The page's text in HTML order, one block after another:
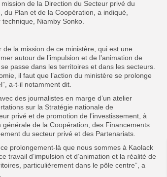
de la Direction du Secteur privé du
du Plan et de la Coopération, a indiqué,
Niamby Sonko.
la mission de ce ministère, qui est une
autour de l’impulsion et de l’animation de
se passe dans les territoires et dans les secteurs.
il faut que l’action du ministère se prolonge
a-t-il notamment dit.
des journalistes en marge d’un atelier
sur la Stratégie nationale de
privé et de promotion de l’investissement, à
générale de la Coopération, des Financements
du secteur privé et des Partenariats.
ce prolongement-là que nous sommes à Kaolack
travail d’impulsion et d’animation et la réalité de
particulièrement dans le pôle centre”, a